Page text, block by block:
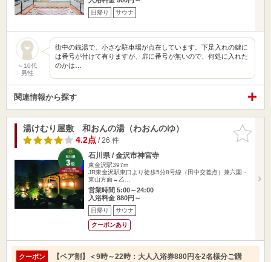
日帰り サウナ
～10代
男性
街中の銭湯で、小さな駐車場が点在しています。下足入れの鍵に
は番号が付けて有りますが、扉に番号が無いので、何処に入れた
のかは…
関連情報から探す
お気に入
りに追加
湯けむり屋敷 和おんの湯（わおんのゆ）
4.2点/ 26 件
石川県 / 金沢市神宮寺
東金沢駅397m
JR東金沢駅東口より徒歩5分8号線（田中交差点）兼六園・
東山方面→乙…
営業時間 5:00～24:00
入浴料金 880円～
日帰り サウナ
クーポンあり
クーポン
【ペア割】＜9時～22時：大人入浴券880円を2名様分ご購